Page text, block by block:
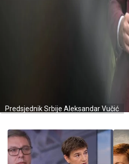
Predsjednik Srbije Aleksandar Vučić